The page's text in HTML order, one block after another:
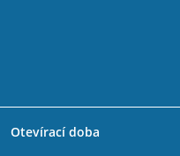
Otevírací doba